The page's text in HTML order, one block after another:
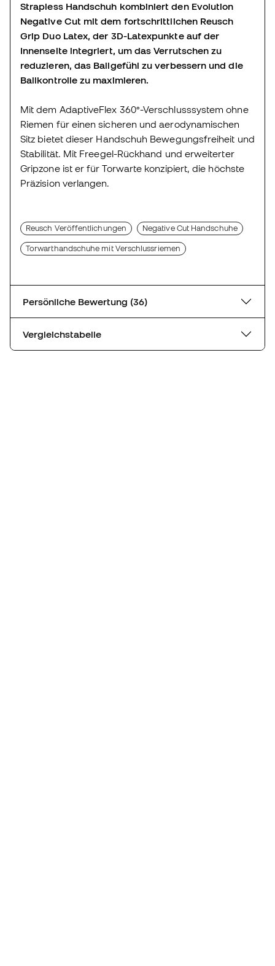
Strapless Handschuh kombiniert den Evolution
Negative Cut mit dem fortschrittlichen Reusch
Grip Duo Latex, der 3D-Latexpunkte auf der
Innenseite integriert, um das Verrutschen zu
reduzieren, das Ballgefühl zu verbessern und die
Ballkontrolle zu maximieren.
Mit dem AdaptiveFlex 360°-Verschlusssystem ohne
Riemen für einen sicheren und aerodynamischen
Sitz bietet dieser Handschuh Bewegungsfreiheit und
Stabilität. Mit Freegel-Rückhand und erweiterter
Gripzone ist er für Torwarte konzipiert, die höchste
Präzision verlangen.
Reusch Veröffentlichungen Negative Cut Handschuhe
Torwarthandschuhe mit Verschlussriemen
Persönliche Bewertung (36)
Vergleichstabelle